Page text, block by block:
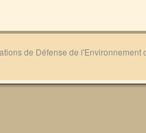
de Défense de l'Environnement